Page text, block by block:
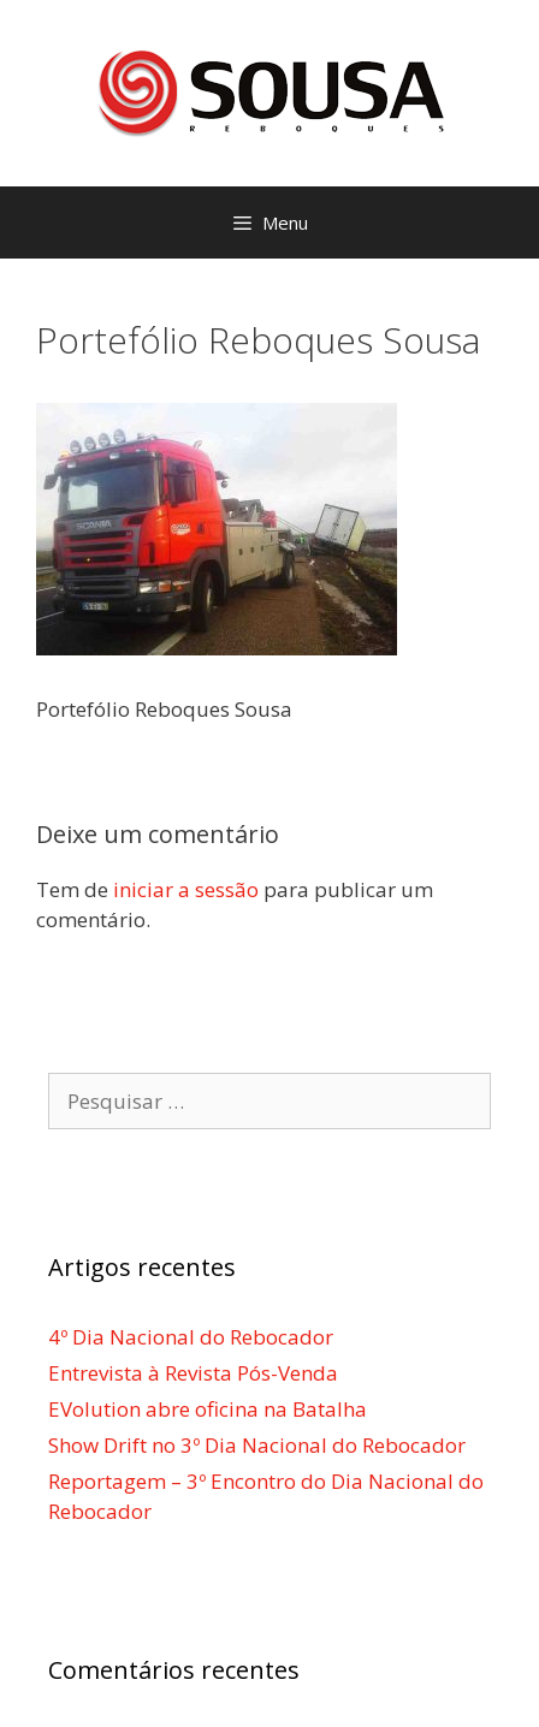
Menu
Portefólio Reboques Sousa
Portefólio Reboques Sousa
Deixe um comentário
Tem de iniciar a sessão para publicar um
comentário.
por:
Artigos recentes
4º Dia Nacional do Rebocador
Entrevista à Revista Pós-Venda
EVolution abre oficina na Batalha
Show Drift no 3º Dia Nacional do Rebocador
Reportagem – 3º Encontro do Dia Nacional do
Rebocador
Comentários recentes